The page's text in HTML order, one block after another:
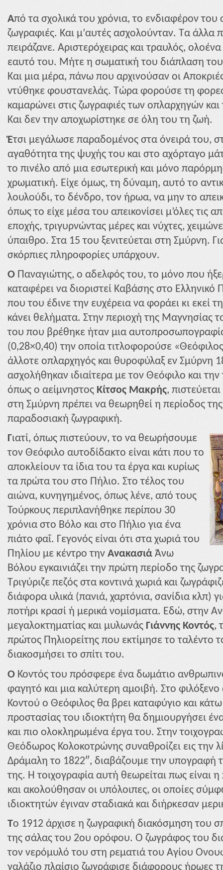
Από τα σχολικά του χρόνια, το ενδιαφέρον του
ζωγραφιές. Και μ’αυτές ασχολούνταν. Τα άλλα
πειράζανε. Αριστερόχειρας και τραυλός, ολοένα
εαυτό του. Μήτε η σωματική του διάπλαση
Και μια μέρα, πάνω που αρχινούσαν οι
ντύθηκε φουστανελάς. Τώρα φορούσε τη
καμαρώνει στις ζωγραφιές των οπλαρχηγών
Και δεν την αποχωρίστηκε σε όλη του τη ζωή.
Έτσι μεγάλωσε παραδομένος στα όνειρά του,
αγαθότητα της ψυχής του και στο αχόρταγο
το πινέλο από μια εσωτερική και μόνο
χρωματική. Είχε όμως, τη δύναμη, αυτό το
λουλούδι, το δένδρο, τον ήρωα, να μην το
όπως το είχε μέσα του απεικονίσει μ’όλες τις
εποχής, τριγυρνώντας μέρες και νύχτες,
ύπαιθρο. Στα 15 του ξενιτεύεται στη Σμύρνη.
σκόρπιες πληροφορίες υπάρχουν.
Ο
Παναγιώτης, ο αδελφός του, το μόνο που
καταφέρει να διοριστεί Καβάσης στο Ελληνικό
που του έδινε την ευχέρεια να φοράει κι εκεί
κάνει θελήματα. Στην περιοχή της Μαγνησίας
του που βρέθηκε ήταν μια
(0,28×0,40) την οποία τιτλοφορούσε
άλλοτε οπλαρχηγός και θυροφύλαξ εν Σμύρνη
ασχολήθηκαν ιδιαίτερα με τον Θεόφιλο και
όπως ο αείμνηστος Κίτσος Μακρής,
στη Σμύρνη πρέπει να θεωρηθεί η περίοδος
παραδοσιακή ζωγραφική.
Γιατί, όπως πιστεύουν, το να θεωρήσουμε
τον Θεόφιλο αυτοδίδακτο είναι κάτι που το
αποκλείουν τα ίδια του τα έργα και κυρίως
τα πρώτα του στο Πήλιο. Στο τέλος του
αιώνα, κυνηγημένος, όπως λένε, από τους
Τούρκους περιπλανήθηκε περίπου 30
χρόνια στο Βόλο και στο Πήλιο για ένα
πιάτο φαΐ. Γεγονός είναι ότι στα χωριά του
Πηλίου με κέντρο την Ανακασιά Άνω
Βόλου εγκαινιάζει την πρώτη περίοδο της
Τριγύριζε πεζός στα κοντινά χωριά και
διάφορα υλικά (πανιά, χαρτόνια, σανίδια κλπ)
ποτήρι κρασί ή μερικά νομίσματα. Εδώ, στην
μεγαλοκτηματίας και μυλωνάς Γιάννης Κοντός,
πρώτος Πηλιορείτης που εκτίμησε το ταλέντο
διακοσμήσει το σπίτι του.
Ο Κοντός του πρόσφερε ένα δωμάτιο
φαγητό και μια καλύτερη αμοιβή. Στο
Κοντού ο Θεόφιλος θα βρει καταφύγιο και
προστασίας του ιδιοκτήτη θα δημιουργήσει
και πιο ολοκληρωμένα έργα του. Στην
Θεόδωρος Κολοκοτρώνης συναθροίζει εις την
Δράμαλη το 1822″, διαβάζουμε την υπογραφή
της. Η τοιχογραφία αυτή θεωρείται πως είναι
και ακολούθησαν οι υπόλοιπες, οι οποίες
ιδιοκτητών έγιναν σταδιακά και διήρκεσαν
Το 1912 άρχισε η ζωγραφική διακόσμηση του
της σάλας του 2ου ορόφου. Ο ζωγράφος του
τον νερόμυλό του στη ρεματιά του Αγίου
γαλάζιο πλαίσιο ζωγράφισε διάφορους ήρωες